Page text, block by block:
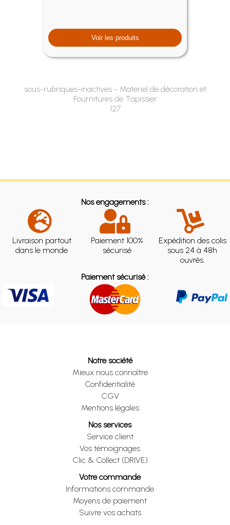
Voir les produits
sous-rubriques-inactives - Materiel de décoration et
Fournitures de Tapissier
127
Nos engagements :
Livraison partout
dans le monde
Paiement 100%
sécurisé
Expédition des colis
sous 24 à 48h
ouvrés.
Paiement sécurisé :
Notre société
Mieux nous connaître
Confidentialité
CGV
Mentions légales
Nos services
Service client
Vos témoignages
Clic & Collect (DRIVE)
Votre commande
Informations commande
Moyens de paiement
Suivre vos achats